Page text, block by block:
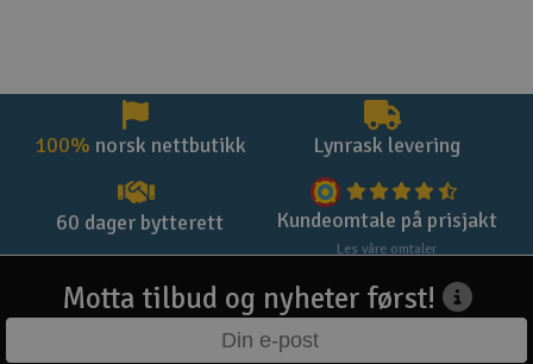
100% norsk nettbutikk Lynrask levering
60 dager bytterett Kundeomtale på prisjakt
Les våre omtaler
Motta tilbud og nyheter først!